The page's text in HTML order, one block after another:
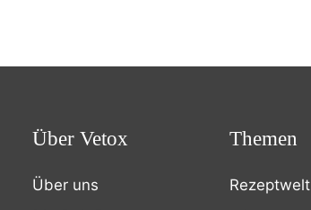
Über Vetox
Über uns
Themen
Rezeptwelt